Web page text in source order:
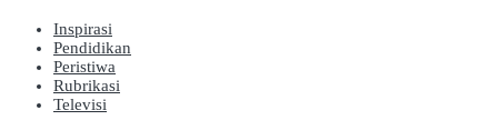
Inspirasi
Pendidikan
Peristiwa
Rubrikasi
Televisi